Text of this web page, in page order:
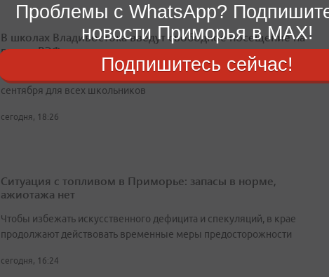
В школах Владивостока введут свободное посещение на
время ВЭФ
Торжественные линейки, посвящённые Дню знаний, состоятся 1
сентября для всех школьников
сегодня, 18:26
Ситуация с топливом в Приморье: запасы в норме,
ажиотажа нет
Чтобы избежать искусственного дефицита и спекуляций, в крае
продолжают действовать временные меры предосторожности
сегодня, 16:24
Проблемы с WhatsApp?
новости Приморья в MAX!
Подпишитесь сейчас!